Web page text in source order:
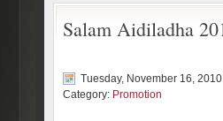
Salam Aidiladha
Tuesday, November 16,
Category: Promotion